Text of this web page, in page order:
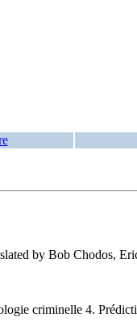
by Bob Chodos,
criminelle 4.